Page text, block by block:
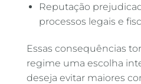
Reputação
processos legais e
Essas consequências
regime uma escolha
deseja evitar maiores